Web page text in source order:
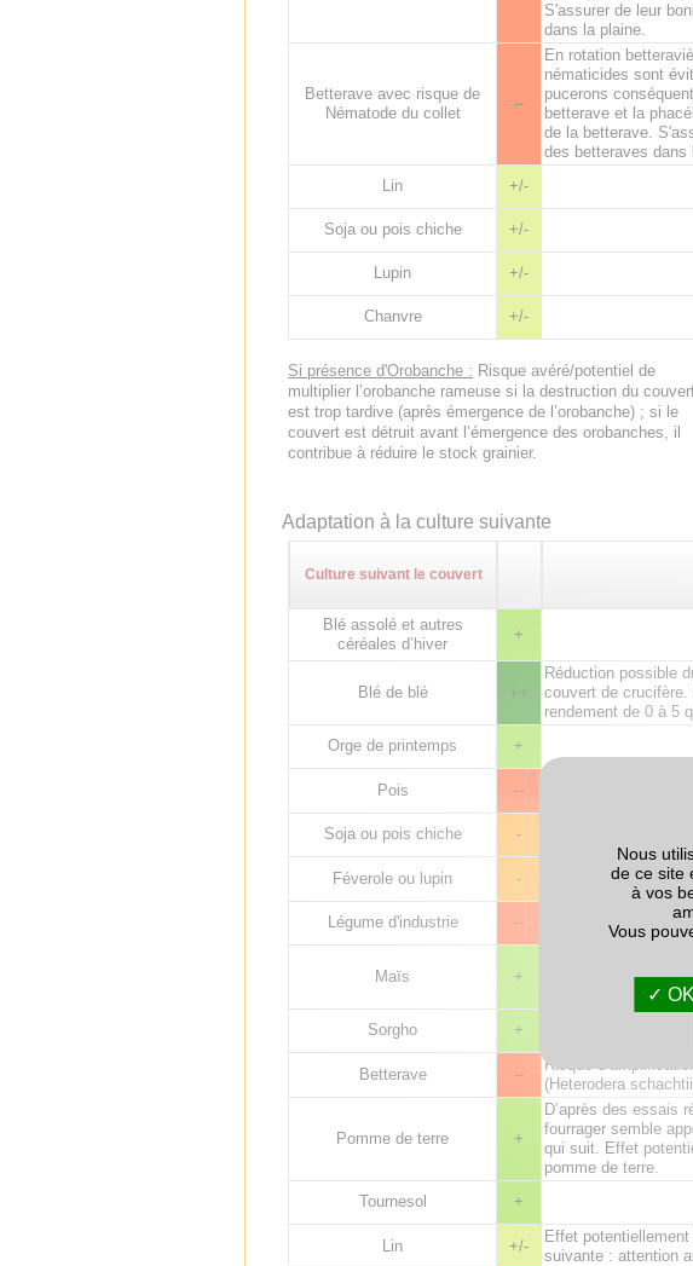
S'assurer de leur
dans la plaine.
Betterave avec risque de
Nématode du collet
--
En rotation
nématicides sont
pucerons
betterave et la
de la betterave.
des betteraves dans
Lin
+/-
Soja ou pois chiche +/-
Lupin +/-
Chanvre +/-
Si présence d'Orobanche : Risque avéré/potentiel de
multiplier l’orobanche rameuse si la destruction du
est trop tardive (après émergence de l’orobanche) ; si le
couvert est détruit avant l’émergence des orobanches, il
contribue à réduire le stock grainier.
Adaptation à la culture suivante
Culture suivant le couvert
Blé assolé et autres
céréales d’hiver
+
Blé de blé ++
Réduction possible
couvert de
rendement de 0 à 5
Orge de printemps
+
Pois --
Par précaution,
légumineuses,
Soja ou pois chiche
-
Féverole ou lupin -
Par précaution,
légumineuses,
Légume d'industrie
-- Risque Sclerotinia
Maïs +
observé que si le
potentiellement
Sorgho
+
Betterave --
Risque
(Heterodera
Pomme de terre +
D’après des essais
fourrager semble
qui suit. Effet
pomme de terre.
Tournesol
+
Lin +/-
Effet
suivante : attention
Nous
de ce site
à vos
Vous